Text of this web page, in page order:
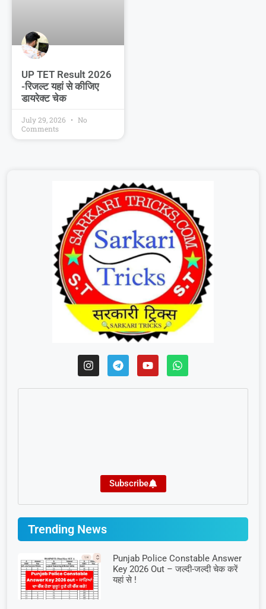
UP TET Result 2026
-रिजल्ट यहां से कीजिए
डायरेक्ट चेक
July 29, 2026
No
Comments
Subscribe
Trending News
Punjab Police Constable Answer
Key 2026 Out – जल्दी-जल्दी चेक करें
यहां से !